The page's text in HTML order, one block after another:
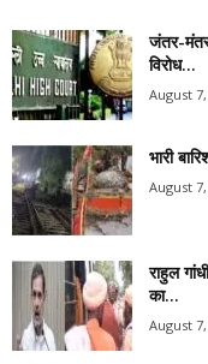
जंतर-मंतर
विरोध...
August
भारी
August
राहुल
का...
August